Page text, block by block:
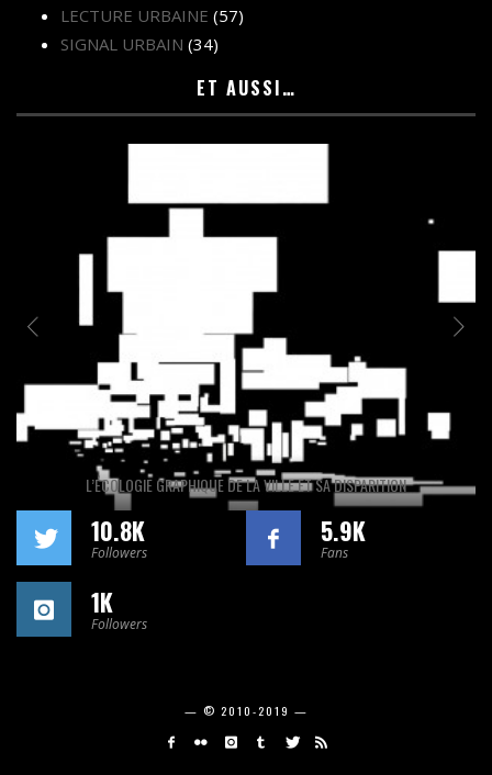
LECTURE URBAINE (57)
SIGNAL URBAIN (34)
ET AUSSI…
L’ÉCOLOGIE GRAPHIQUE DE LA VILLE ET SA DISPARITION
10.8K
Followers
5.9K
Fans
1K
Followers
— © 2010-2019 —